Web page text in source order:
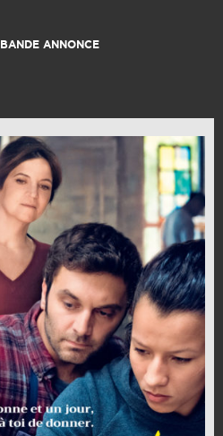
BANDE ANNONCE